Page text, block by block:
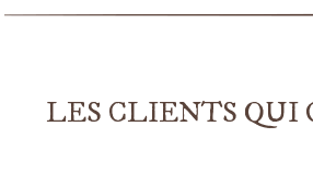
LES CLIENTS QUI